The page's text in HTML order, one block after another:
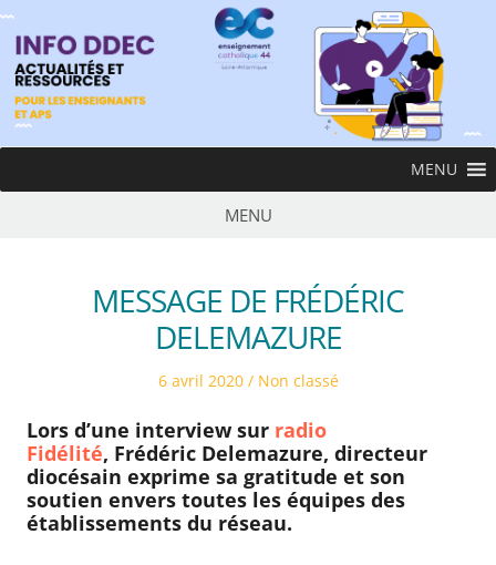
Skip
to
content
InfoDDEC
Ens
MENU
MENU
MESSAGE DE FRÉDÉRIC
DELEMAZURE
Posted
6 avril 2020
Posted
Non classé
Lors d’une interview sur radio
Fidélité, Frédéric Delemazure, directeur
diocésain exprime sa gratitude et son
soutien envers toutes les équipes des
établissements du réseau.